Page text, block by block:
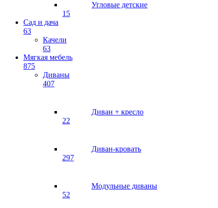
Угловые детские
15
Сад и дача
63
Качели
63
Мягкая мебель
875
Диваны
407
Диван + кресло
22
Диван-кровать
297
Модульные диваны
52